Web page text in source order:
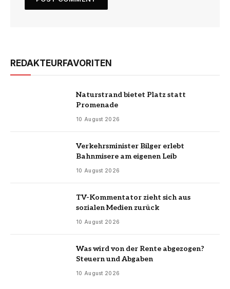
REDAKTEURFAVORITEN
Naturstrand bietet Platz statt
Promenade
10 August 2026
Verkehrsminister Bilger erlebt
Bahnmisere am eigenen Leib
10 August 2026
TV-Kommentator zieht sich aus
sozialen Medien zurück
10 August 2026
Was wird von der Rente abgezogen?
Steuern und Abgaben
10 August 2026